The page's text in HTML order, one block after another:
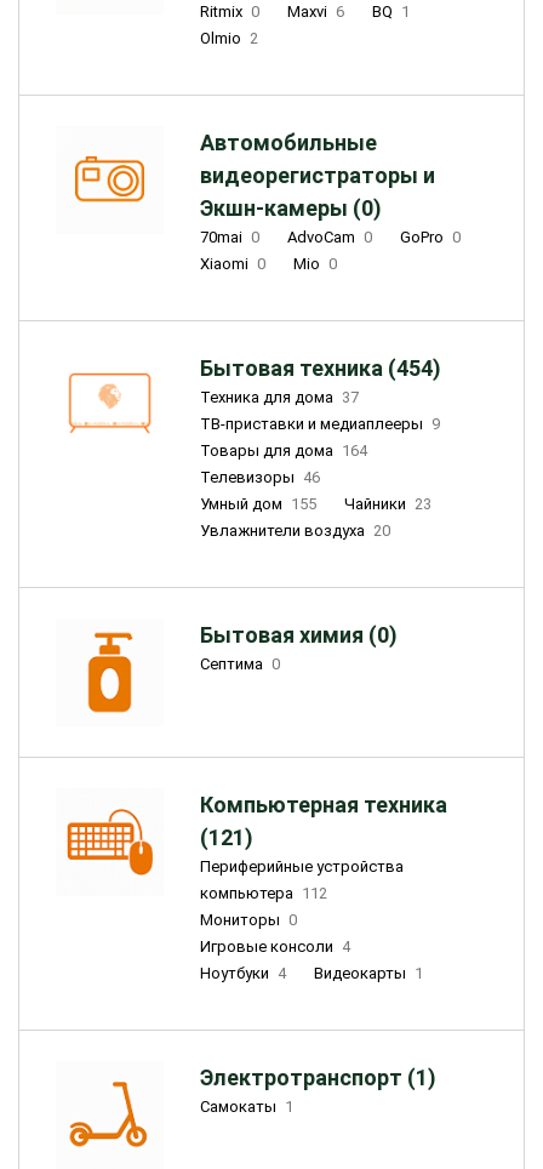
Ritmix 0 Maxvi 6 BQ 1
Olmio 2
Автомобильные
видеорегистраторы и
Экшн-камеры (0)
70mai 0 AdvoCam 0 GoPro 0
Xiaomi 0 Mio 0
Бытовая техника (454)
Техника для дома 37
ТВ-приставки и медиаплееры 9
Товары для дома 164
Телевизоры 46
Умный дом 155 Чайники 23
Увлажнители воздуха 20
Бытовая химия (0)
Септима 0
Компьютерная техника
(121)
Периферийные устройства
компьютера 112
Мониторы 0
Игровые консоли 4
Ноутбуки 4 Видеокарты 1
Электротранспорт (1)
Самокаты 1